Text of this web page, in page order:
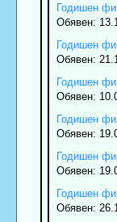
Годишен
Обявен:
Годишен
Обявен:
Годишен
Обявен:
Годишен
Обявен:
Годишен
Обявен:
Годишен
Обявен: